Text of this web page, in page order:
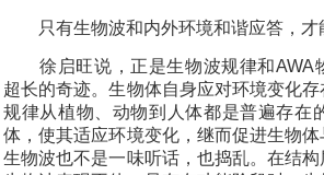
只有生物波和内外环境和谐应答，才
徐启旺说，正是生物波规律和AWA
超长的奇迹。生物体自身应对环境变化
规律从植物、动物到人体都是普遍存在
体，使其适应环境变化，继而促进生物
生物波也不是一味听话，也捣乱。在结